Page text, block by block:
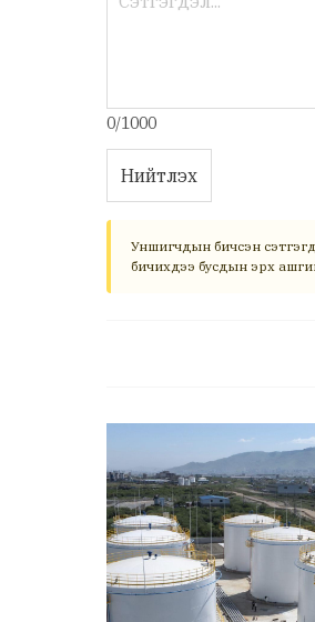
0/1000
Нийтлэх
Уншигчдын бичсэн
бичихдээ бусдын эрх